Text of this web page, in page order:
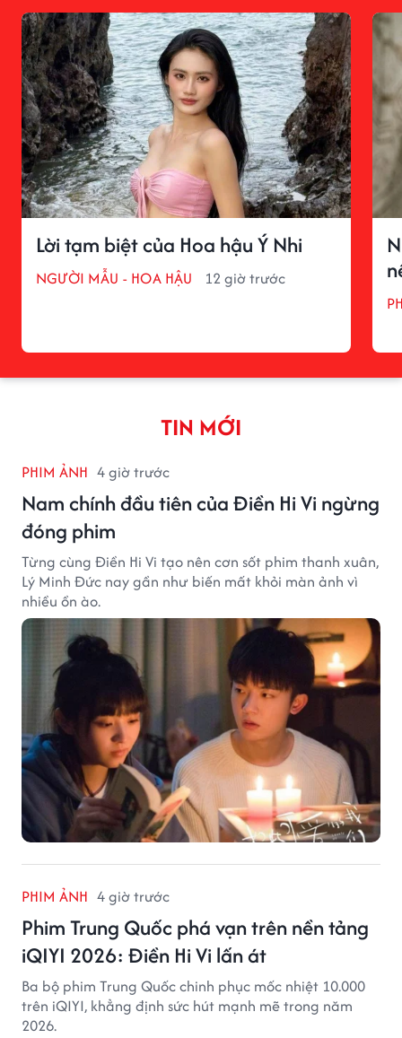
Lời tạm biệt của Hoa hậu Ý Nhi
NGƯỜI MẪU - HOA HẬU 12 giờ trước
TIN MỚI
PHIM ẢNH 4 giờ trước
Nam chính đầu tiên của Điền Hi Vi ngừng
đóng phim
Từng cùng Điền Hi Vi tạo nên cơn sốt phim thanh xuân,
Lý Minh Đức nay gần như biến mất khỏi màn ảnh vì
nhiều ồn ào.
PHIM ẢNH 4 giờ trước
Phim Trung Quốc phá vạn trên nền tảng
iQIYI 2026: Điền Hi Vi lấn át
Ba bộ phim Trung Quốc chinh phục mốc nhiệt 10.000
trên iQIYI, khẳng định sức hút mạnh mẽ trong năm
2026.